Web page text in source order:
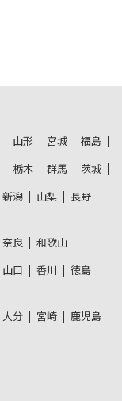
山形 宮城 福島
栃木 群馬 茨城
新潟 山梨
長野
奈良 和歌山
山口 香川
徳島
大分 宮崎
鹿児島